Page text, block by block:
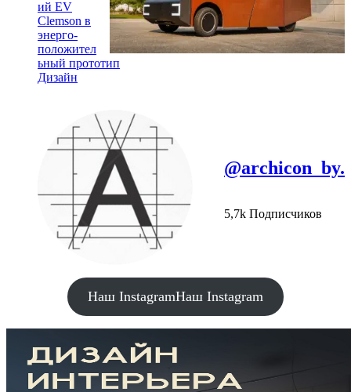
ий EV
Clemson в
энерго-
положител
ьный прототип
Дизайн
@archicon_by.
5,7k Подписчиков
Наш InstagramНаш Instagram